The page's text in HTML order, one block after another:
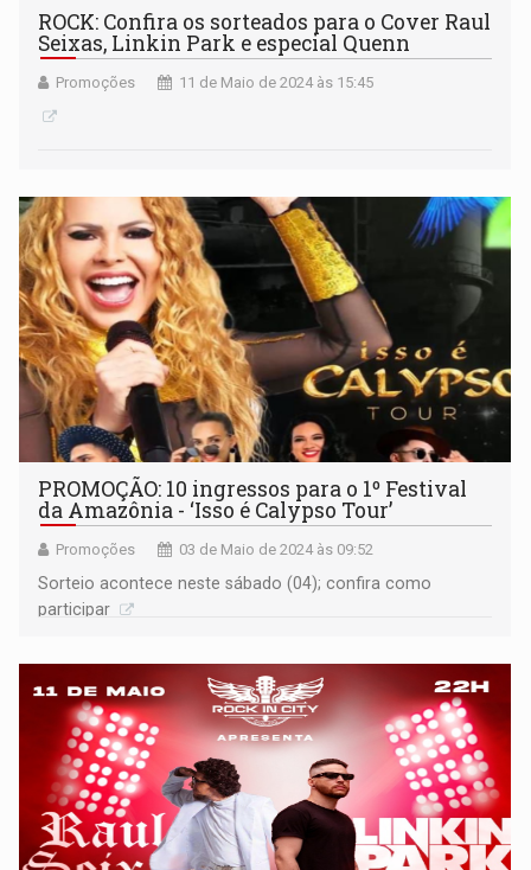
ROCK: Confira os sorteados para o Cover Raul
Seixas, Linkin Park e especial Quenn
Promoções 11 de Maio de 2024 às 15:45
PROMOÇÃO: 10 ingressos para o 1º Festival
da Amazônia - ‘Isso é Calypso Tour’
Promoções 03 de Maio de 2024 às 09:52
Sorteio acontece neste sábado (04); confira como
participar